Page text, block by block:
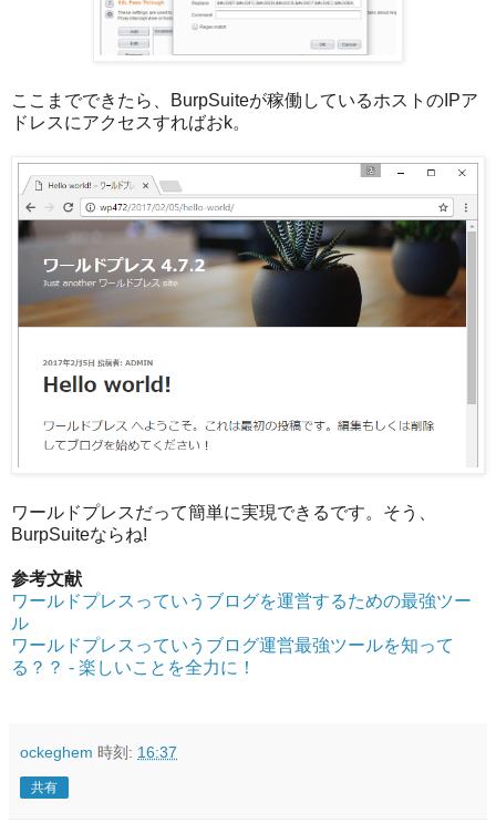
ここまでできたら、BurpSuiteが稼働しているホストのIPア
ドレスにアクセスすればおk。
ワールドプレスだって簡単に実現できるです。そう、
BurpSuiteならね!
参考文献
ワールドプレスっていうブログを運営するための最強ツー
ル
ワールドプレスっていうブログ運営最強ツールを知って
る？？ - 楽しいことを全力に！
ockeghem 時刻: 16:37
共有